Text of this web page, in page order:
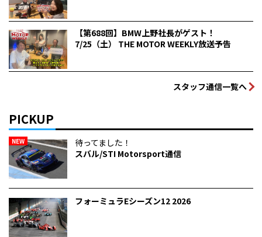
【第688回】BMW上野社長がゲスト！
7/25（土） THE MOTOR WEEKLY放送予告
スタッフ通信一覧へ
PICKUP
NEW
待ってました！
スバル/STI Motorsport通信
フォーミュラEシーズン12 2026